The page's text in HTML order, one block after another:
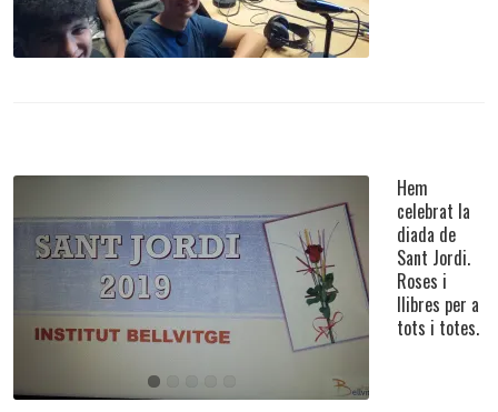
Català,Events Importants,General,Orientació
Hem celebrat la diada de Sant Jordi. Roses i llibres
per a tots i totes.
Hem
celebrat la
diada de
Sant Jordi.
Roses i
llibres per a
tots i totes.